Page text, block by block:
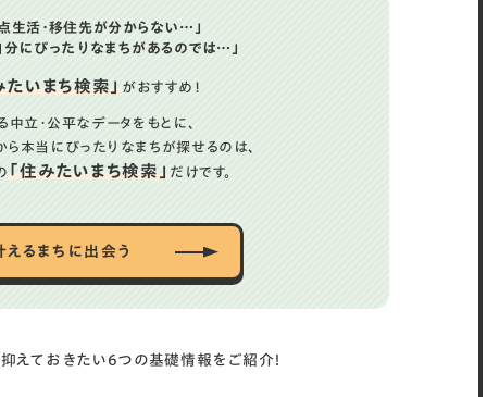
生活・移住先が分からない…」
分にぴったりなまちがあるのでは…」
たいまち検索」がおすすめ！
立・公平なデータをもとに、
ら 本当にぴったりなまちが探せるのは、
「住みたいまち検索」だけです。
えるまちに出会う
えておきたい6つの基礎情報をご紹介！